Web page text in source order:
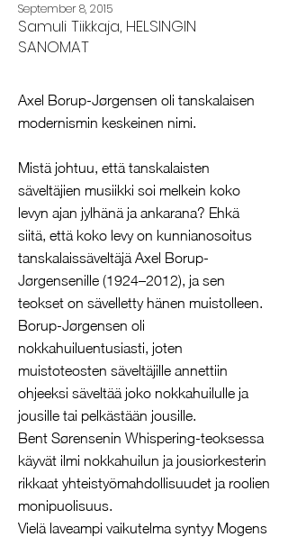
September 8, 2015
Samuli Tiikkaja, HELSINGIN
SANOMAT
Axel Borup-Jørgensen oli tanskalaisen
modernismin keskeinen nimi.
Mistä johtuu, että tanskalaisten
säveltäjien musiikki soi melkein koko
levyn ajan jylhänä ja ankarana? Ehkä
siitä, että koko levy on kunnianosoitus
tanskalaissäveltäjä Axel Borup-
Jørgensenille (1924–2012), ja sen
teokset on sävelletty hänen muistolleen.
Borup-Jørgensen oli
nokkahuiluentusiasti, joten
muistoteosten säveltäjille annettiin
ohjeeksi säveltää joko nokkahuilulle ja
jousille tai pelkästään jousille.
Bent Sørensenin Whispering-teoksessa
käyvät ilmi nokkahuilun ja jousiorkesterin
rikkaat yhteistyömahdollisuudet ja roolien
monipuolisuus.
Vielä laveampi vaikutelma syntyy Mogens